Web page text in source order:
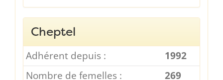
Cheptel
Adhérent depuis :
1992
Nombre de femelles :
269